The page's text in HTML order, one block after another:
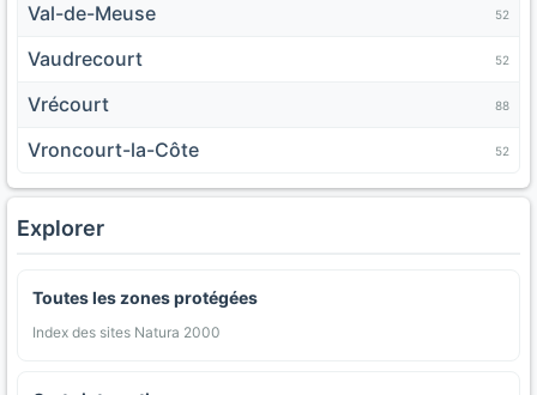
Val-de-Meuse 52
Vaudrecourt 52
Vrécourt 88
Vroncourt-la-Côte 52
Explorer
Toutes les zones protégées
Index des sites Natura 2000